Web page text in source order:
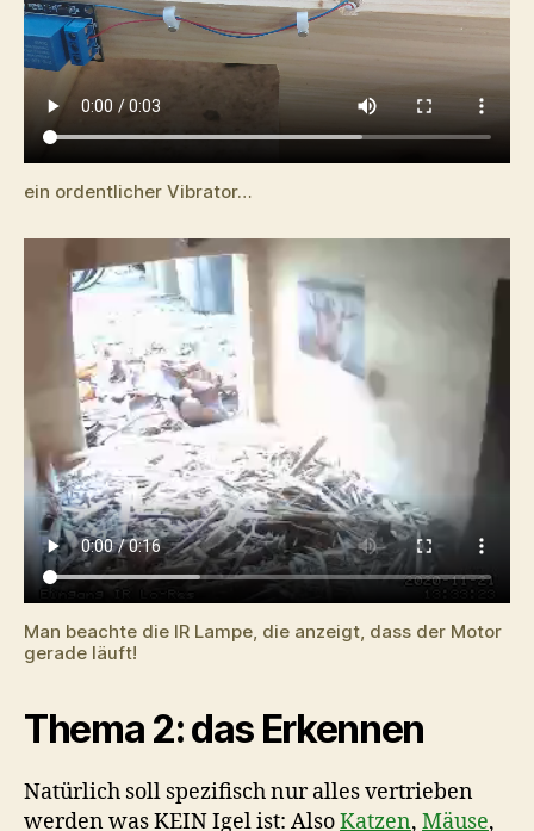
ein ordentlicher Vibrator…
Man beachte die IR Lampe, die anzeigt, dass der Motor
gerade läuft!
Thema 2: das Erkennen
Natürlich soll spezifisch nur alles vertrieben
werden was KEIN Igel ist: AlsoKatzen, Mäuse,